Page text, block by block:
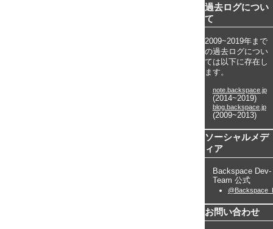
過去ログについ
て
2009~2019年まで
の過去ログについ
ては以下に存在し
ます。
note.backspace.jp
(2014~2019)
blog.backspace.jp
(2009~2013)
ソーシャルメデ
ィア
Backspace Dev-
Team 公式
お問い合わせ